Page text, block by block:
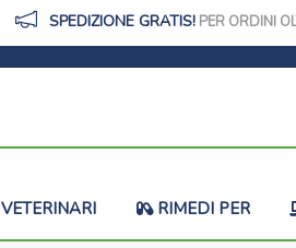
SPEDIZIONE GRATIS! PER ORDINI
VETERINARI RIMEDI PER